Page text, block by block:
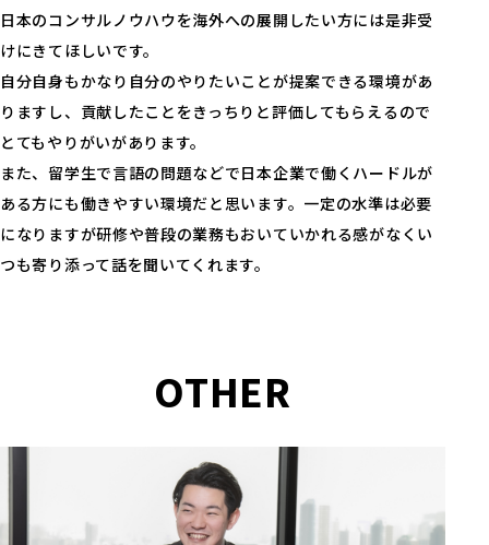
日本のコンサルノウハウを海外への展開したい方には是非受
けにきてほしいです。
自分自身もかなり自分のやりたいことが提案できる環境があ
りますし、貢献したことをきっちりと評価してもらえるので
とてもやりがいがあります。
また、留学生で言語の問題などで日本企業で働くハードルが
ある方にも働きやすい環境だと思います。一定の水準は必要
になりますが研修や普段の業務もおいていかれる感がなくい
つも寄り添って話を聞いてくれます。
OTHER